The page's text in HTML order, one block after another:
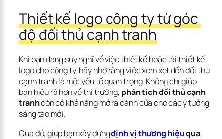
Thiết kế logo công ty từ góc
độ đối thủ cạnh tranh
Khi bạn đang suy nghĩ về việc thiết kế hoặc tái thiết kế
logo cho công ty, hãy nhớ rằng việc xem xét đến đối thủ
cạnh tranh là một yếu tố quan trọng. Không chỉ giúp
bạn hiểu rõ hơn về thị trường, phân tích đối thủ cạnh
tranh còn có khả năng mở ra cánh cửa cho các ý tưởng
sáng tạo mới.
Qua đó, giúp bạn xây dựng định vị thương hiệu qua